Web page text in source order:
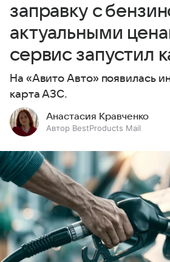
заправку с
актуальными
сервис запустил
На «Авито Авто» появилась
карта АЗС.
Анастасия Кравченко
Автор BestProducts Mail